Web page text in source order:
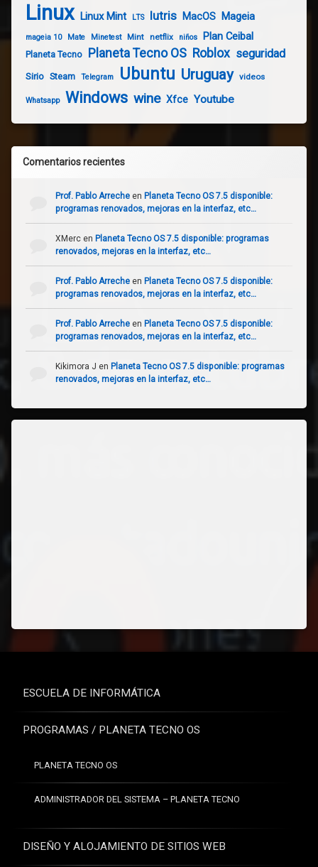
Linux Linux Mint LTS lutris MacOS Mageia
mageia 10 Mate Minetest Mint netflix niños Plan Ceibal
Planeta Tecno Planeta Tecno OS Roblox seguridad
Sirio Steam Telegram Ubuntu Uruguay videos
Whatsapp Windows wine Xfce Youtube
Comentarios recientes
Prof. Pablo Arrecheen Planeta Tecno OS 7.5 disponible:
programas renovados, mejoras en la interfaz, etc…
XMercen Planeta Tecno OS 7.5 disponible: programas
renovados, mejoras en la interfaz, etc…
Prof. Pablo Arrecheen Planeta Tecno OS 7.5 disponible:
programas renovados, mejoras en la interfaz, etc…
Prof. Pablo Arrecheen Planeta Tecno OS 7.5 disponible:
programas renovados, mejoras en la interfaz, etc…
Kikimora J en Planeta Tecno OS 7.5 disponible: programas
renovados, mejoras en la interfaz, etc…
ESCUELA DE INFORMÁTICA
PROGRAMAS / PLANETA TECNO OS
PLANETA TECNO OS
ADMINISTRADOR DEL SISTEMA – PLANETA TECNO
DISEÑO Y ALOJAMIENTO DE SITIOS WEB